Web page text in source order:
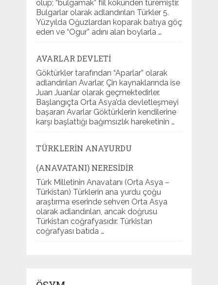
olup; “bulgamak” fiil kökünden türemiştir.
Bulgarlar olarak adlandırılan Türkler 5.
Yüzyılda Oğuzlardan koparak batıya göç
eden ve “Ogur” adını alan boylarla …
AVARLAR DEVLETI
Göktürkler tarafından “Aparlar” olarak
adlandırılan Avarlar, Çin kaynaklarında ise
Juan Juanlar olarak geçmektedirler.
Başlangıçta Orta Asya’da devletleşmeyi
başaran Avarlar Göktürklerin kendilerine
karşı başlattığı bağımsızlık hareketinin …
TÜRKLERIN ANAYURDU
(ANAVATANI) NERESIDIR
Türk Milletinin Anavatanı (Orta Asya –
Türkistan) Türklerin ana yurdu çoğu
araştırma eserinde sehven Orta Asya
olarak adlandırılan, ancak doğrusu
Türkistan coğrafyasıdır. Türkistan
coğrafyası batıda …